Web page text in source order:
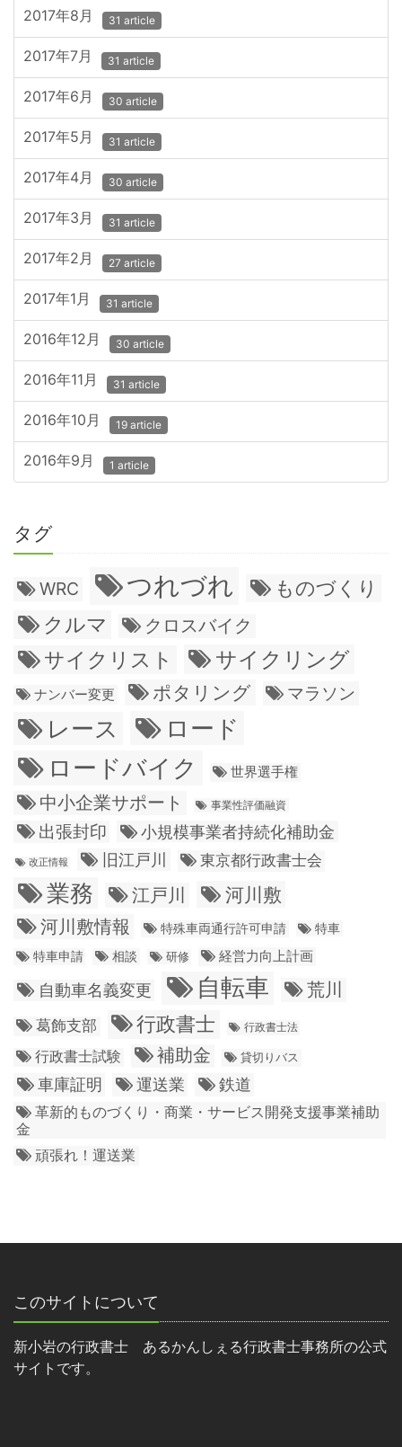
2017年8月 31 article
2017年7月 31 article
2017年6月 30 article
2017年5月 31 article
2017年4月 30 article
2017年3月 31 article
2017年2月 27 article
2017年1月 31 article
2016年12月 30 article
2016年11月 31 article
2016年10月 19 article
2016年9月 1 article
タグ
WRC つれづれ ものづくり
クルマ クロスバイク
サイクリスト サイクリング
ナンバー変更 ポタリング マラソン
レース
ロード
ロードバイク
世界選手権
中小企業サポート 事業性評価融資
出張封印 小規模事業者持続化補助金
改正情報 旧江戸川 東京都行政書士会
業務 江戸川
河川敷
河川敷情報
特殊車両通行許可申請
特車
特車申請
相談 研修 経営力向上計画
自動車名義変更 自転車 荒川
葛飾支部 行政書士 行政書士法
行政書士試験 補助金 貸切りバス
車庫証明 運送業 鉄道
革新的ものづくり・商業・サービス開発支援事業補助
金
頑張れ！運送業
このサイトについて
新小岩の行政書士 あるかんしぇる行政書士事務所の公式
サイトです。